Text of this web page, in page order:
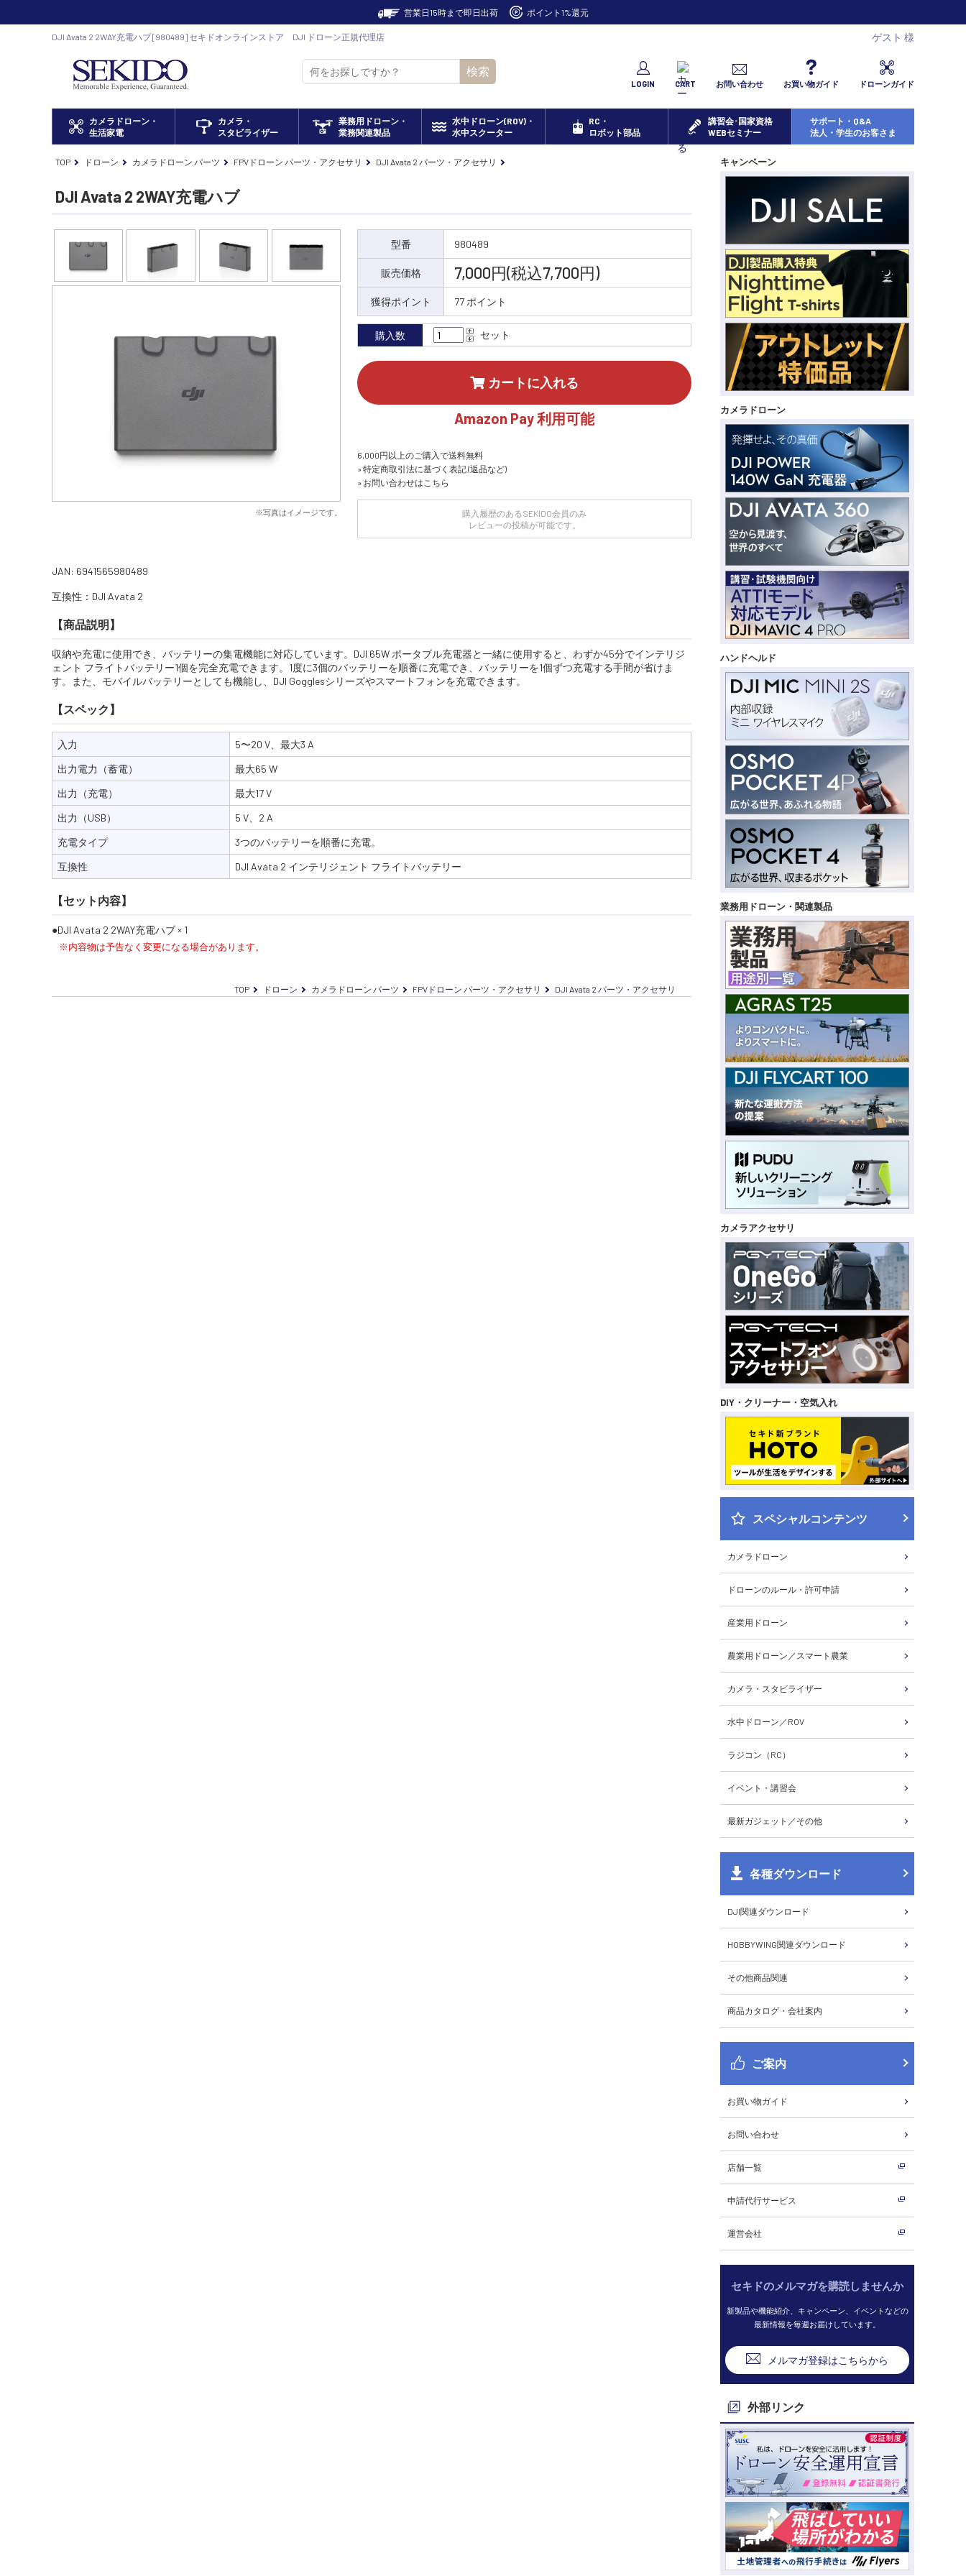
営業日15時まで即日出荷 ポイント1%還元
DJI Avata 2 2WAY充電ハブ [980489] セキドオンラインストア DJI ドローン正規代理店 ゲスト 様
検索
LOGIN CART お問い合わせ お買い物ガイド ドローンガイド
カメラドローン・
生活家電
カメラ・
スタビライザー
業務用ドローン・
業務関連製品
水中ドローン(ROV)・
水中スクーター
RC・
ロボット部品
講習会･国家資格
WEBセミナー
サポート・Q&A
法人・学生のお客さま
キャンペーン
カメラドローン
ハンドヘルド
業務用ドローン・関連製品
カメラアクセサリ
DIY・クリーナー・空気入れ
スペシャルコンテンツ
カメラドローン
ドローンのルール・許可申請
産業用ドローン
農業用ドローン／スマート農業
カメラ・スタビライザー
水中ドローン／ROV
ラジコン（RC）
イベント・講習会
最新ガジェット／その他
各種ダウンロード
DJI関連ダウンロード
HOBBYWING関連ダウンロード
その他商品関連
商品カタログ・会社案内
ご案内
お買い物ガイド
お問い合わせ
店舗一覧
申請代行サービス
運営会社
セキドのメルマガを購読しませんか
新製品や機能紹介、キャンペーン、イベントなどの
最新情報を毎週お届けしています。
メルマガ登録はこちらから
外部リンク
TOP ドローン カメラドローン パーツ FPVドローン パーツ・アクセサリ DJI Avata 2 パーツ・アクセサリ
DJI Avata 2 2WAY充電ハブ
※写真はイメージです。
型番 980489
販売価格 7,000円(税込7,700円)
獲得ポイント 77 ポイント
購入数 セット
カートに入れる
Amazon Pay 利用可能
6,000円以上のご購入で送料無料
» 特定商取引法に基づく表記 (返品など)
» お問い合わせはこちら
購入履歴のあるSEKIDO会員のみ
レビューの投稿が可能です。
JAN: 6941565980489
互換性：DJI Avata 2
【商品説明】
収納や充電に使用でき、バッテリーの集電機能に対応しています。DJI 65W ポータブル充電器と一緒に使用すると、わずか45分でインテリジ
ェント フライトバッテリー1個を完全充電できます。1度に3個のバッテリーを順番に充電でき、バッテリーを1個ずつ充電する手間が省けま
す。また、モバイルバッテリーとしても機能し、DJI Gogglesシリーズやスマートフォンを充電できます。
【スペック】
入力
5〜20 V、最大3 A
出力電力（蓄電）
最大65 W
出力（充電）
最大17 V
出力（USB）
5 V、2 A
充電タイプ
3つのバッテリーを順番に充電。
互換性
DJI Avata 2 インテリジェント フライトバッテリー
【セット内容】
DJI Avata 2 2WAY充電ハブ × 1
※内容物は予告なく変更になる場合があります。
TOP ドローン カメラドローン パーツ FPVドローン パーツ・アクセサリ DJI Avata 2 パーツ・アクセサリ